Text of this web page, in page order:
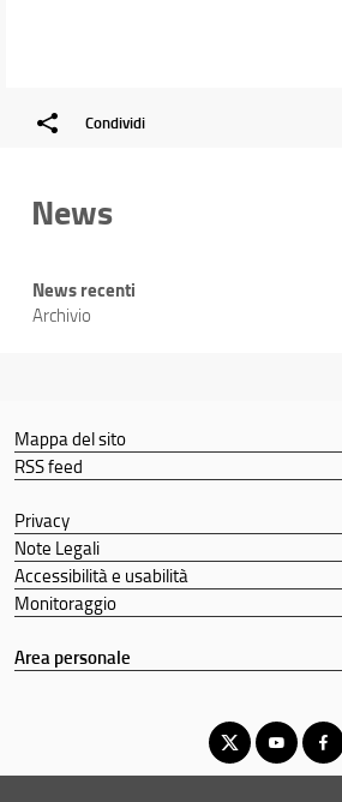
Condividi
News
News recenti
Archivio
Mappa del sito
RSS feed
Privacy
Note Legali
Accessibilità e usabilità
Monitoraggio
Area personale